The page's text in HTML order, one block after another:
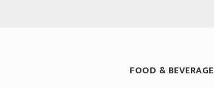
FOOD & BEVERAGE